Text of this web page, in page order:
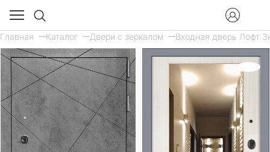
Главная Каталог Двери с зеркалом Входная дверь Лофт